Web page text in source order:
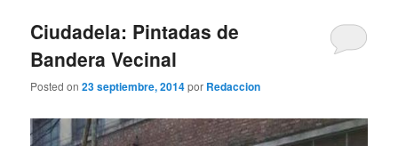
Ciudadela: Pintadas de
Bandera Vecinal
Posted on23 septiembre, 2014por Redaccion